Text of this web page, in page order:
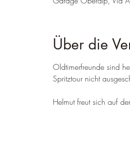
Über die
Oldtimerfreunde sind
Spritztour nicht
Helmut freut sich auf